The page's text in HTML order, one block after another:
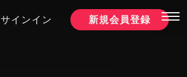
サインイン 新規会員登録